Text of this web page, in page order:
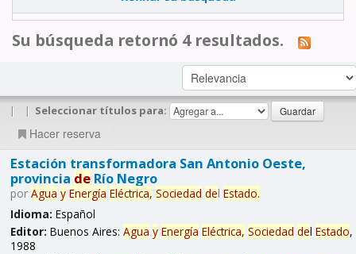
Su búsqueda retornó 4 resultados.
| | Seleccionar títulos para:
Hacer reserva
Estación transformadora San Antonio Oeste,
provincia deRío Negro
por Agua y Energía Eléctrica, Sociedad del Estado.
Idioma: Español
Editor: Buenos Aires: Agua y Energía Eléctrica, Sociedad del Estado,
1988